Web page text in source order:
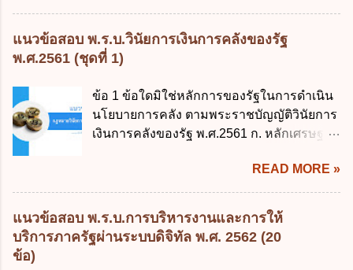
พฤศจิกายน 2561 เป็นต้นไป ข้อ 2. พระราช
บัญญัติวิธีการงบประมาณ พ.ศ. 2561 ไม่ได้
ยกเลิกกฎหมายฉบับใด 1. พระราชบัญญัติวิธี
การงบประมาณ พ.ศ. 2502 2. พระราชบัญญัติ
วิธีการงบประมาณ (ฉบับที่ 3) พ.ศ. 2511 3.
พระราชบัญญัติวิธีการงบประมาณ (ฉบับที่ 6)
พ.ศ. 2544 4. ประกาศของคณะปฏิวัติ ฉบับที่
203 ลงวันที่ 31 สิงหาคม 2515 ข้อ 3. ข้อใดไม่
ถูกต้อง 1. นายกรัฐมนตรีมีอำนาจออกกฎเพื่อ
รักษาการตามพระราช บัญญัติวิธีการงบ
ประมาณ พ.ศ. 2561 3. รัฐมนตรีว่าการ
แนวข้อสอบ พ.ร.บ.วินัยการเงินการคลังของรัฐ
พ.ศ.2561 (ชุดที่ 1)
ข้อ 1 ข้อใดมิใช่หลักการของรัฐในการดำเนิน
นโยบายการคลัง ตามพระราชบัญญัติวินัยการ
เงินการคลังของรัฐ พ.ศ.2561 ก. หลักเศรษฐกิจ
เศรษฐกิจ ค. หลักการพัฒนาทางเศรษฐกิจ
อย่างยั่งยืน ง. หลักความเป็นธรรมในสังคม ข้อ
2 สัดส่วนหนี้สาธารณะต่อผลิตภัณฑ์มวลรวม
ในประเทศเพื่อใช้เป็นกรอบในการบริหารหนี้
สาธารณะเป็นไปตามข้อใด ก. ไม่เกินร้อยละ 5
READ MORE »
แนวข้อสอบ พ.ร.บ.การบริหารงานและการให้
บริการภาครัฐผ่านระบบดิจิทัล พ.ศ. 2562 (20
ข้อ)